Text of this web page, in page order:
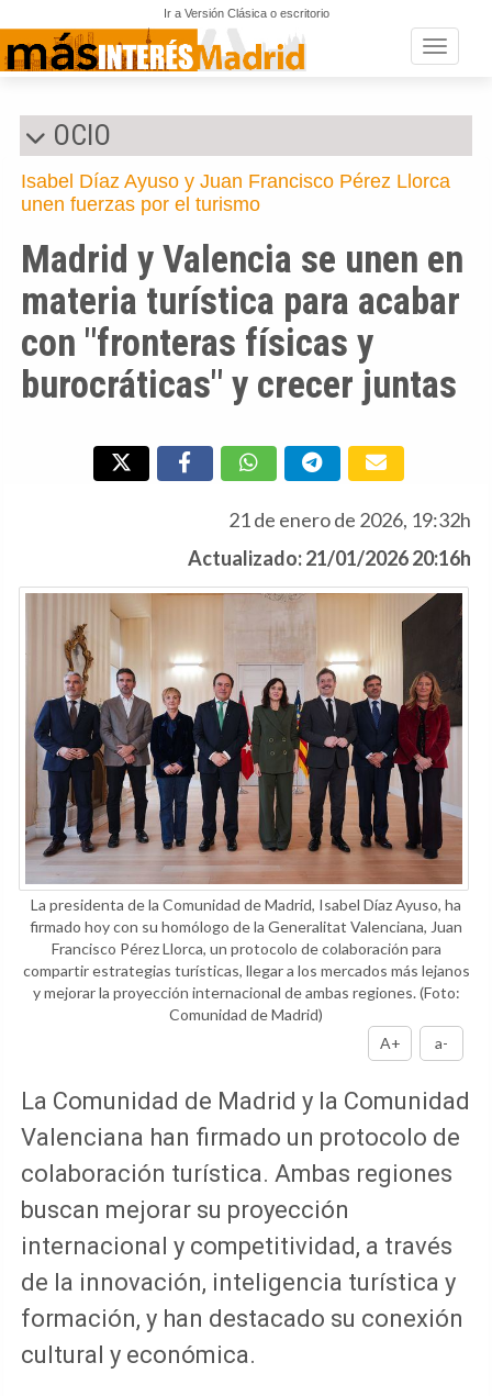
Ir a Versión Clásica o escritorio
Toggle
OCIO
Isabel Díaz Ayuso y Juan Francisco Pérez Llorca
unen fuerzas por el turismo
Madrid y Valencia se unen en
materia turística para acabar
con "fronteras físicas y
burocráticas" y crecer juntas
21 de enero de 2026, 19:32h
Actualizado: 21/01/2026 20:16h
La presidenta de la Comunidad de Madrid, Isabel Díaz Ayuso, ha
firmado hoy con su homólogo de la Generalitat Valenciana, Juan
Francisco Pérez Llorca, un protocolo de colaboración para
compartir estrategias turísticas, llegar a los mercados más lejanos
y mejorar la proyección internacional de ambas regiones.(Foto:
Comunidad de Madrid)
A+
a-
La Comunidad de Madrid y la Comunidad
Valenciana han firmado un protocolo de
colaboración turística. Ambas regiones
buscan mejorar su proyección
internacional y competitividad, a través
de la innovación, inteligencia turística y
formación, y han destacado su conexión
cultural y económica.